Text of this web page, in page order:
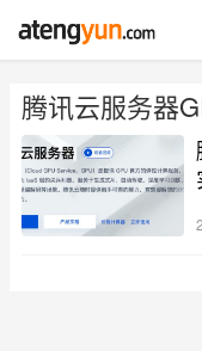
腾讯云服务器